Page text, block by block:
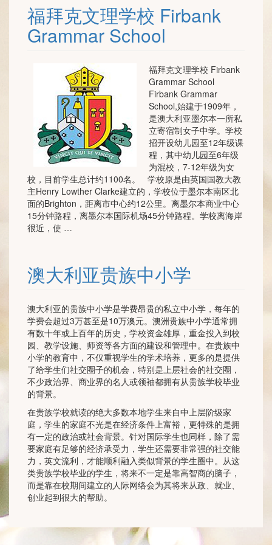
福拜克文理学校 Firbank
Grammar School
福拜克文理学校 Firbank
Grammar School
Firbank Grammar
School,始建于1909年，
是澳大利亚墨尔本一所私
立寄宿制女子中学。学校
招开设幼儿园至12年级课
程，其中幼儿园至6年级
为混校，7-12年级为女
校，目前学生总计约1100名。 学校原是由英国国教大教
主Henry Lowther Clarke建立的，学校位于墨尔本南区北
面的Brighton，距离市中心约12公里。离墨尔本商业中心
15分钟路程，离墨尔本国际机场45分钟路程。学校离海岸
很近，使 …
澳大利亚贵族中小学
澳大利亚的贵族中小学是学费昂贵的私立中小学，每年的
学费会超过3万甚至是10万澳元。澳洲贵族中小学通常拥
有数十年或上百年的历史，学校资金雄厚，重金投入到校
园、教学设施、师资等各方面的建设和管理中。在贵族中
小学的教育中，不仅重视学生的学术培养，更多的是提供
了给学生们社交圈子的机会，特别是上层社会的社交圈，
不少政治界、商业界的名人或领袖都拥有从贵族学校毕业
的背景。
在贵族学校就读的绝大多数本地学生来自中上层阶级家
庭，学生的家庭不光是在经济条件上富裕，更特殊的是拥
有一定的政治或社会背景。针对国际学生也同样，除了需
要家庭有足够的经济承受力，学生还需要非常强的社交能
力，英文流利，才能顺利融入类似背景的学生圈中。从这
类贵族学校毕业的学生，将来不一定是靠高智商的脑子，
而是靠在校期间建立的人际网络会为其将来从政、就业、
创业起到很大的帮助。